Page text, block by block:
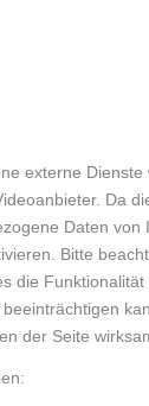
externe Dienste
Da
Daten von
Bitte
die
der Seite